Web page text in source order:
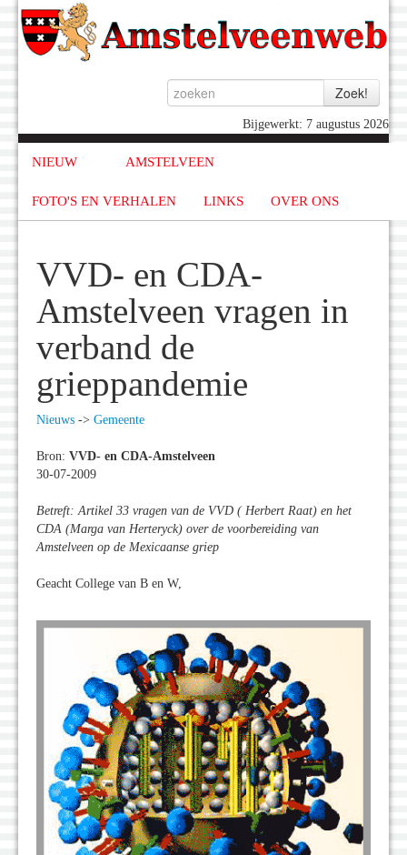
Bijgewerkt: 7 augustus 2026
NIEUW AMSTELVEEN
FOTO'S EN VERHALEN LINKS OVER ONS
VVD- en CDA-
Amstelveen vragen in
verband de
grieppandemie
Nieuws -> Gemeente
Bron: VVD- en CDA-Amstelveen
30-07-2009
Betreft: Artikel 33 vragen van de VVD ( Herbert Raat) en het
CDA (Marga van Herteryck) over de voorbereiding van
Amstelveen op de Mexicaanse griep
Geacht College van B en W,